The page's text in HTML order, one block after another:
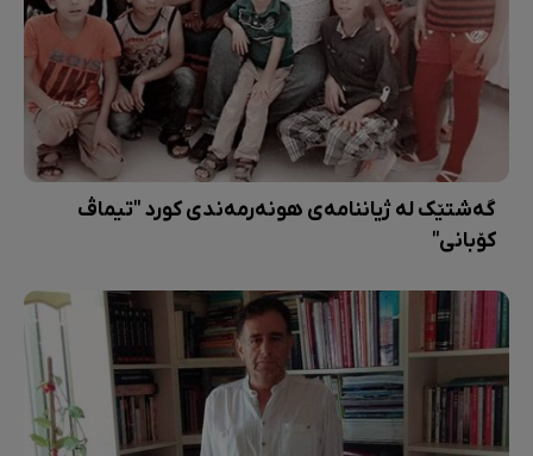
گەشتێک لە ژیاننامەی هونەرمەندی کورد "تیماڤ
کۆبانی"